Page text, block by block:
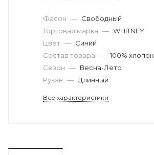
Фасон — Свободный
Торговая марка — WHITNEY
Цвет — Синий
Состав товара — 100% хлопок
Сезон — Весна-Лето
Рукав — Длинный
Все характеристики